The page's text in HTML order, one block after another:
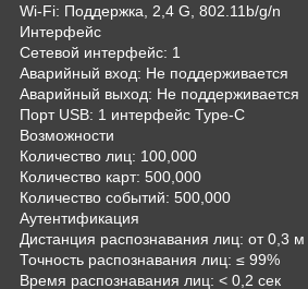
Wi-Fi: Поддержка, 2,4 G, 802.11b/g/n
Интерфейс
Сетевой интерфейс: 1
Аварийный вход: Не поддерживается
Аварийный выход: Не поддерживается
Порт USB: 1 интерфейс Type-C
Возможности
Количество лиц: 100,000
Количество карт: 500,000
Количество событий: 500,000
Аутентификация
Дистанция распознавания лиц: от 0,3
Точность распознавания лиц: ≤ 99%
Время распознавания лиц: < 0,2 сек